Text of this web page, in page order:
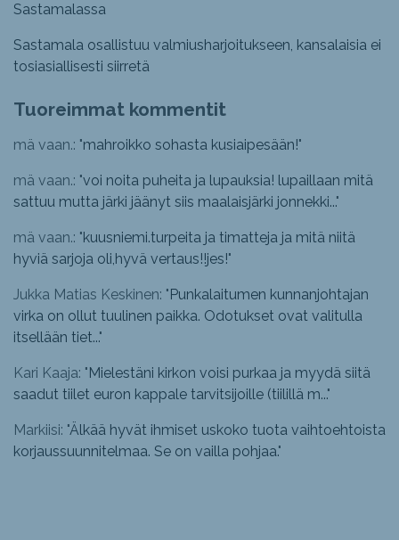
Sastamalassa
Sastamala osallistuu valmiusharjoitukseen, kansalaisia ei
tosiasiallisesti siirretä
Tuoreimmat kommentit
mä vaan.: "mahroikko sohasta kusiaipesään!"
mä vaan.: "voi noita puheita ja lupauksia! lupaillaan mitä
sattuu mutta järki jäänyt siis maalaisjärki jonnekki..."
mä vaan.: "kuusniemi.turpeita ja timatteja ja mitä niitä
hyviä sarjoja oli,hyvä vertaus!!jes!"
Jukka Matias Keskinen: " Punkalaitumen kunnanjohtajan
virka on ollut tuulinen paikka. Odotukset ovat valitulla
itsellään tiet..."
Kari Kaaja: " Mielestäni kirkon voisi purkaa ja myydä siitä
saadut tiilet euron kappale tarvitsijoille (tiilillä m..."
Markiisi: "Älkää hyvät ihmiset uskoko tuota vaihtoehtoista
korjaussuunnitelmaa. Se on vailla pohjaa."